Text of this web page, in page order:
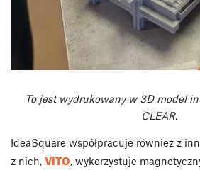
To jest wydrukowany w 3D model
CLEAR.
IdeaSquare współpracuje również z
z nich, VITO, wykorzystuje